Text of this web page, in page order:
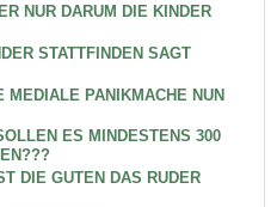
NUR DARUM DIE KINDER
STATTFINDEN SAGT
MEDIALE PANIKMACHE NUN
ES MINDESTENS 300
DIE GUTEN DAS RUDER